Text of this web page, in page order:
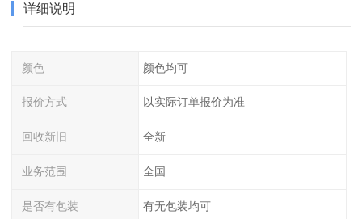
详细说明
颜色 颜色均可
报价方式 以实际订单报价为准
回收新旧 全新
业务范围 全国
是否有包装 有无包装均可